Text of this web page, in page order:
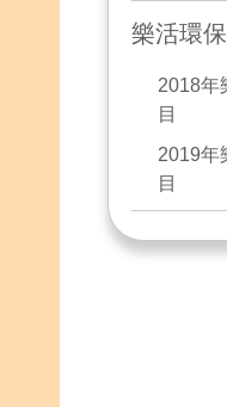
樂活環
2018年
目
2019年
目